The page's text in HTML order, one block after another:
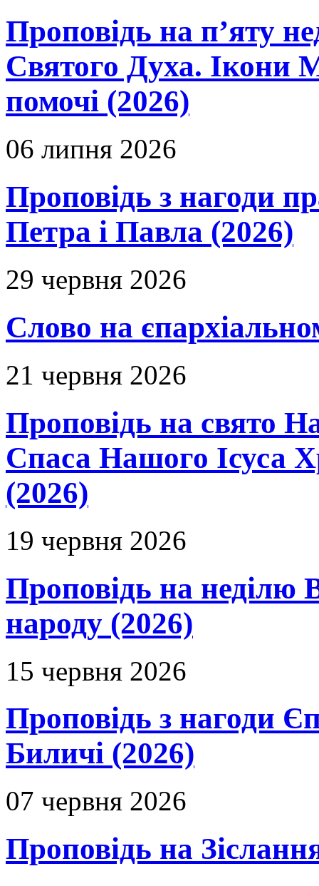
Проповідь на п’яту
Святого Духа. Ікони
помочі (2026)
06 липня 2026
Проповідь з нагоди
Петра і Павла (2026)
29 червня 2026
Слово на
21 червня 2026
Проповідь на свято
Спаса Нашого Ісуса
(2026)
19 червня 2026
Проповідь на неділю
народу (2026)
15 червня 2026
Проповідь з нагоди
Биличі (2026)
07 червня 2026
Проповідь на